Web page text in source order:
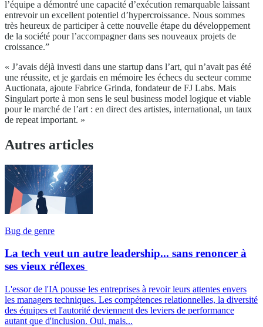
l’équipe a démontré une capacité d’exécution remarquable laissant
entrevoir un excellent potentiel d’hypercroissance. Nous sommes
très heureux de participer à cette nouvelle étape du développement
de la société pour l’accompagner dans ses nouveaux projets de
croissance.”
« J’avais déjà investi dans une startup dans l’art, qui n’avait pas été
une réussite, et je gardais en mémoire les échecs du secteur comme
Auctionata, ajoute Fabrice Grinda, fondateur de FJ Labs. Mais
Singulart porte à mon sens le seul business model logique et viable
pour le marché de l’art : en direct des artistes, international, un taux
de repeat important. »
Autres articles
Bug de genre
La tech veut un autre leadership... sans renoncer à
ses vieux réflexes
L'essor de l'IA pousse les entreprises à revoir leurs attentes envers
les managers techniques. Les compétences relationnelles, la diversité
des équipes et l'autorité deviennent des leviers de performance
autant que d'inclusion. Oui, mais...